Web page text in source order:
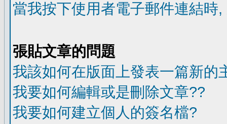
當我按下使用者電子郵件連結時
張貼文章的問題
我該如何在版面上發表一篇新的
我要如何編輯或是刪除文章??
我要如何建立個人的簽名檔?